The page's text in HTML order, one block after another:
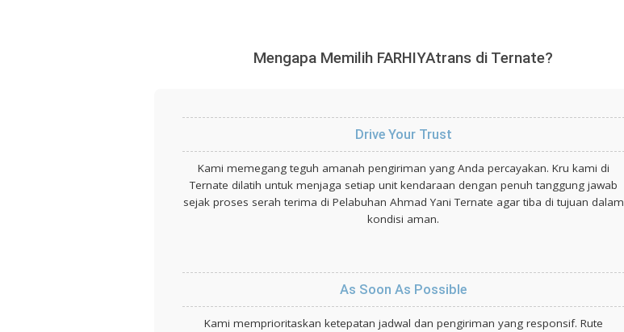
Mengapa Memilih FARHIYAtrans di Ternate?
Drive Your Trust
Kami memegang teguh amanah pengiriman yang Anda percayakan. Kru kami di
Ternate dilatih untuk menjaga setiap unit kendaraan dengan penuh tanggung jawab
sejak proses serah terima di Pelabuhan Ahmad Yani Ternate agar tiba di tujuan dalam
kondisi aman.
As Soon As Possible
Kami memprioritaskan ketepatan jadwal dan pengiriman yang responsif. Rute